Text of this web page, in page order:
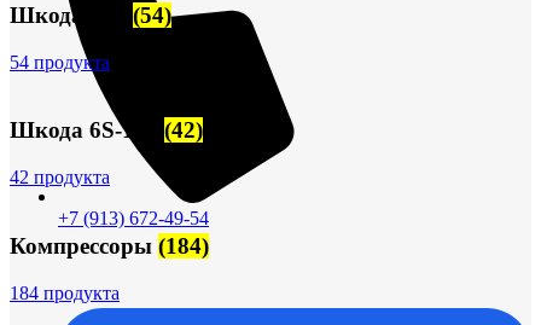
+7 (913) 672-49-54
Шкода-275 (54)
54 продукта
Шкода 6S-160 (42)
42 продукта
Компрессоры (184)
184 продукта